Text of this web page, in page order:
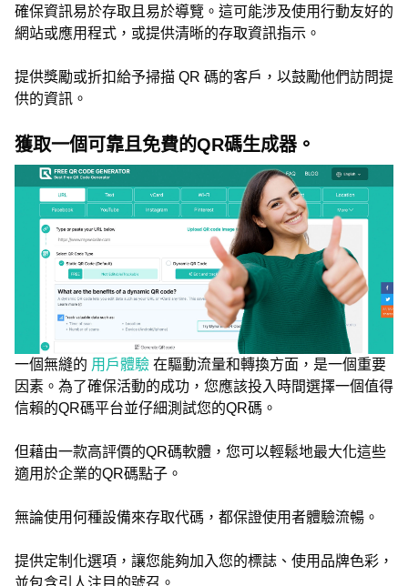
確保資訊易於存取且易於導覽。這可能涉及使用行動友好的
網站或應用程式，或提供清晰的存取資訊指示。
提供獎勵或折扣給予掃描 QR 碼的客戶，以鼓勵他們訪問提
供的資訊。
獲取一個可靠且免費的QR碼生成器。
一個無縫的 用戶體驗 在驅動流量和轉換方面，是一個重要
因素。為了確保活動的成功，您應該投入時間選擇一個值得
信賴的QR碼平台並仔細測試您的QR碼。
但藉由一款高評價的QR碼軟體，您可以輕鬆地最大化這些
適用於企業的QR碼點子。
無論使用何種設備來存取代碼，都保證使用者體驗流暢。
提供定制化選項，讓您能夠加入您的標誌、使用品牌色彩，
並包含引人注目的號召。